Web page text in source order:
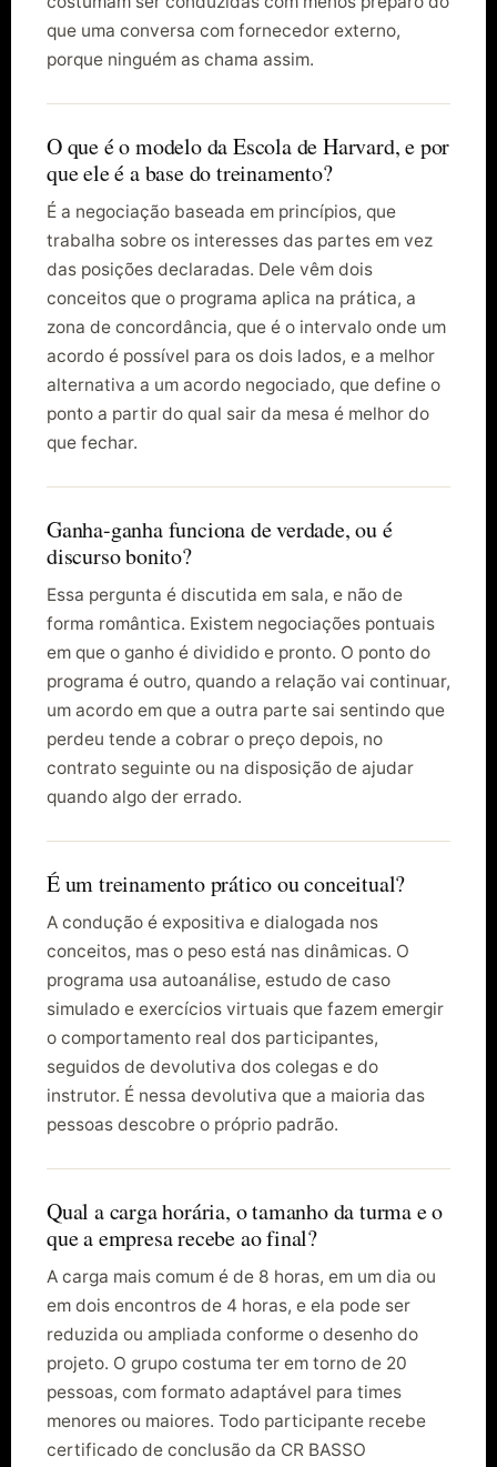
que uma conversa com fornecedor externo,
porque ninguém as chama assim.
O que é o modelo da Escola de Harvard, e por
que ele é a base do treinamento?
É a negociação baseada em princípios, que
trabalha sobre os interesses das partes em vez
das posições declaradas. Dele vêm dois
conceitos que o programa aplica na prática, a
zona de concordância, que é o intervalo onde um
acordo é possível para os dois lados, e a melhor
alternativa a um acordo negociado, que define o
ponto a partir do qual sair da mesa é melhor do
que fechar.
Ganha-ganha funciona de verdade, ou é
discurso bonito?
Essa pergunta é discutida em sala, e não de
forma romântica. Existem negociações pontuais
em que o ganho é dividido e pronto. O ponto do
programa é outro, quando a relação vai continuar,
um acordo em que a outra parte sai sentindo que
perdeu tende a cobrar o preço depois, no
contrato seguinte ou na disposição de ajudar
quando algo der errado.
É um treinamento prático ou conceitual?
A condução é expositiva e dialogada nos
conceitos, mas o peso está nas dinâmicas. O
programa usa autoanálise, estudo de caso
simulado e exercícios virtuais que fazem emergir
o comportamento real dos participantes,
seguidos de devolutiva dos colegas e do
instrutor. É nessa devolutiva que a maioria das
pessoas descobre o próprio padrão.
Qual a carga horária, o tamanho da turma e o
que a empresa recebe ao final?
A carga mais comum é de 8 horas, em um dia ou
em dois encontros de 4 horas, e ela pode ser
reduzida ou ampliada conforme o desenho do
projeto. O grupo costuma ter em torno de 20
pessoas, com formato adaptável para times
menores ou maiores. Todo participante recebe
certificado de conclusão da CR BASSO